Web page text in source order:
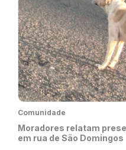
Comunidade
Moradores relatam
em rua de São Domingos